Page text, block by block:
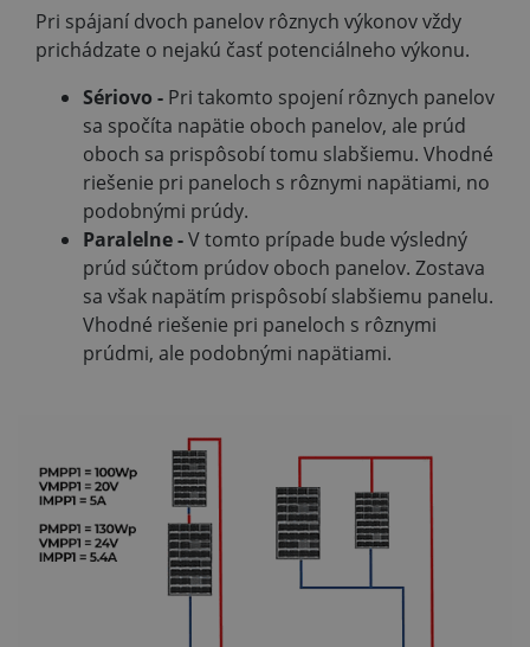
Pri spájaní dvoch panelov rôznych výkonov vždy
prichádzate o nejakú časť potenciálneho výkonu.
Sériovo - Pri takomto spojení rôznych panelov
sa spočíta napätie oboch panelov, ale prúd
oboch sa prispôsobí tomu slabšiemu. Vhodné
riešenie pri paneloch s rôznymi napätiami, no
podobnými prúdy.
Paralelne -V tomto prípade bude výsledný
prúd súčtom prúdov oboch panelov. Zostava
sa však napätím prispôsobí slabšiemu panelu.
Vhodné riešenie pri paneloch s rôznymi
prúdmi, ale podobnými napätiami.